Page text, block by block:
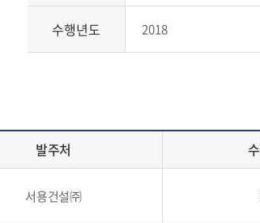
수행년도 2018
발주처
서용건설㈜